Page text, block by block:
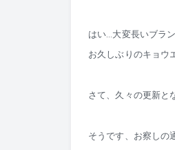
はい…大変長いブラ
お久しぶりのキョウ
さて、久々の更新と
そうです、お察しの